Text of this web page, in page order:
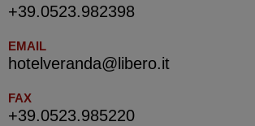
+39.0523.982398
EMAIL
hotelveranda@libero.it
FAX
+39.0523.985220